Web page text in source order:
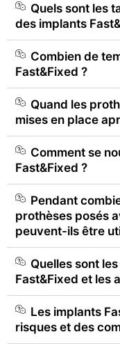
Quels sont les
des implants
Combien de
Fast&Fixed ?
Quand les
mises en place
Comment se
Fast&Fixed ?
Pendant
prothèses posés
peuvent-ils être
Quelles sont
Fast&Fixed et les
Les implants
risques et des